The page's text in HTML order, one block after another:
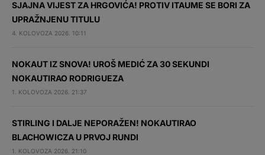
SJAJNA VIJEST ZA HRGOVIĆA! PROTIV ITAUME SE BORI ZA
UPRAŽNJENU TITULU
4. KOLOVOZA 2026. 10:11
NOKAUT IZ SNOVA! UROŠ MEDIĆ ZA 30 SEKUNDI
NOKAUTIRAO RODRIGUEZA
1. KOLOVOZA 2026. 21:37
STIRLING I DALJE NEPORAŽEN! NOKAUTIRAO
BLACHOWICZA U PRVOJ RUNDI
1. KOLOVOZA 2026. 21:10